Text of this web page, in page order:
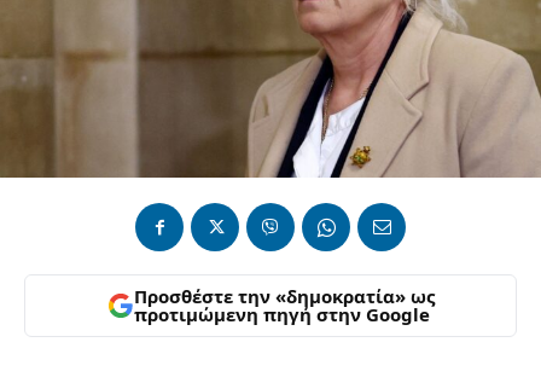
Προσθέστε την «δημοκρατία» ως
προτιμώμενη πηγή στην Google